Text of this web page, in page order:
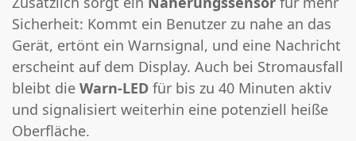
Sicherheit: Kommt ein Benutzer zu nahe an das
Gerät, ertönt ein Warnsignal, und eine Nachricht
erscheint auf dem Display. Auch bei Stromausfall
bleibt die Warn-LED für bis zu 40 Minuten aktiv
und signalisiert weiterhin eine potenziell heiße
Oberfläche.